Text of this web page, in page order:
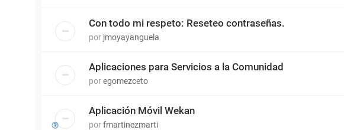
Con todo mi respeto: Reseteo contraseñas.
por jmoyayanguela
Aplicaciones para Servicios a la Comunidad
poregomezceto
Aplicación Móvil Wekan
porfmartinezmarti